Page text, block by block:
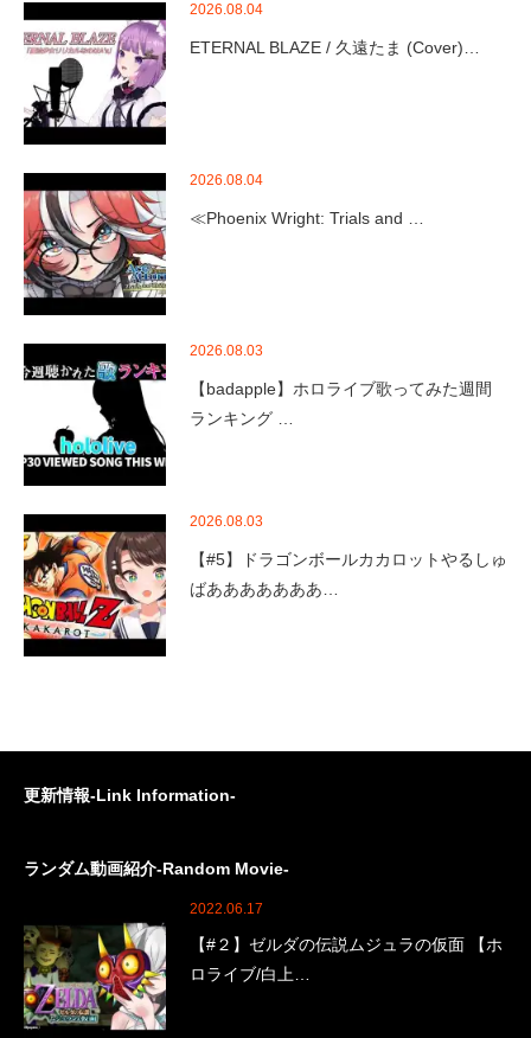
2026.08.04
ETERNAL BLAZE / 久遠たま (Cover)…
2026.08.04
≪Phoenix Wright: Trials and …
2026.08.03
【badapple】ホロライブ歌ってみた週間
ランキング …
2026.08.03
【#5】ドラゴンボールカカロットやるしゅ
ばあああああああ…
更新情報-Link Information-
ランダム動画紹介-Random Movie-
2022.06.17
【#２】ゼルダの伝説ムジュラの仮面 【ホ
ロライブ/白上…